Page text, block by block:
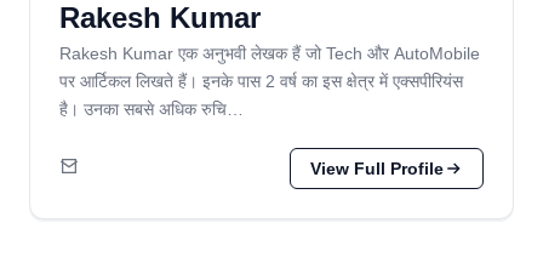
Rakesh Kumar
Rakesh Kumar एक अनुभवी लेखक हैं जो Tech और AutoMobile
पर आर्टिकल लिखते हैं। इनके पास 2 वर्ष का इस क्षेत्र में एक्सपीरियंस
है। उनका सबसे अधिक रुचि…
View Full Profile